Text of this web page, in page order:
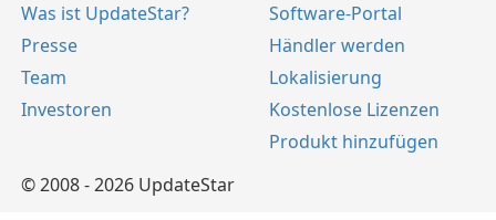
Was ist UpdateStar?
Presse
Team
Investoren
Software-Portal
Händler werden
Lokalisierung
Kostenlose Lizenzen
Produkt hinzufügen
© 2008 - 2026 UpdateStar